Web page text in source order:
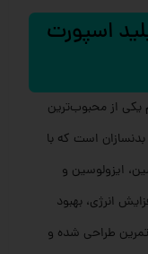
بی سی ای ای 7000 بلید اسپورت
یکی از محبوب‌ترین
است که با
ایزولوسین و
انرژی، بهبود
طراحی شده و